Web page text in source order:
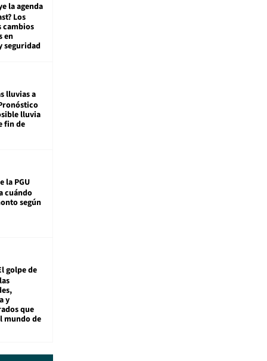
la agenda
Los
cambios
en
seguridad
lluvias a
lluvia
fin de
la PGU
cuándo
según
golpe de
y
que
mundo de